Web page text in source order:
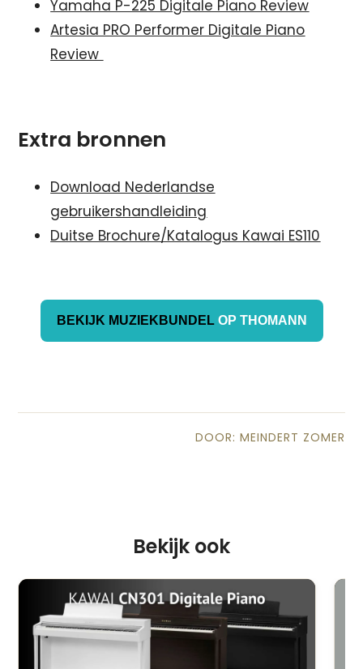
Yamaha P-225 Digitale Piano Review
Artesia PRO Performer Digitale Piano
Review
Extra bronnen
Download Nederlandse
gebruikershandleiding
Duitse Brochure/Katalogus Kawai ES110
BEKIJK MUZIEKBUNDEL OP THOMANN
DOOR: MEINDERT ZOMER
Bekijk ook